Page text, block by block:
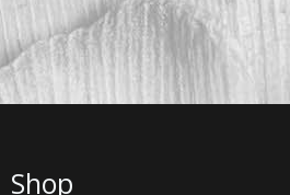
Shop